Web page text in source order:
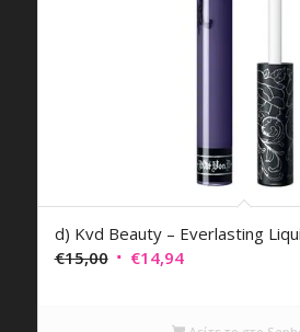
d) Kvd Beauty – Everlasting
€15,00 Original
€14,94Η